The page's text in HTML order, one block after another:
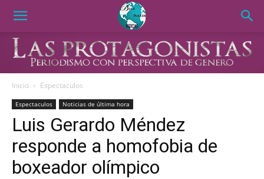
Inicio Espectaculos
Espectaculos Noticias de última hora
Luis Gerardo Méndez
responde a homofobia de
boxeador olímpico